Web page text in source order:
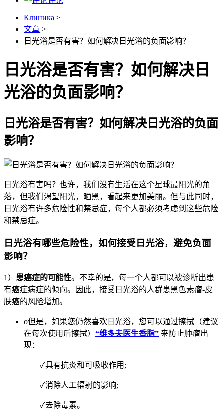
Клиника >
文章 >
日光浴是否有害？如何解决日光浴的负面影响？
日光浴是否有害？如何解决日
光浴的负面影响？
日光浴是否有害？如何解决日光浴的负面
影响？
日光浴有害吗？也许，我们没有生活在这个星球最阳光的角
落，但我们渴望阳光，晒黑，看起来更加美丽。但与此同时，
日光浴有许多危险性和禁忌症，每个人都必须考虑到这些危险
和禁忌症。
日光浴有哪些危险性，如何接受日光浴，避免负面
影响？
1） 患癌症的可能性。不幸的是，每一个人都可以被诊断出患
有癌症病症的倾向。因此，接受日光浴的人群患黑色素瘤-皮
肤癌的风险增加。
o但是，如果您仍然喜欢日光浴，您可以通过擦拭（建议
在每次使用后擦拭） “维多夫医生香脂” 来防止肿瘤出
现：
✓具有抗炎和可吸收作用;
✓消除人工辐射的影响;
✓去除毒素。